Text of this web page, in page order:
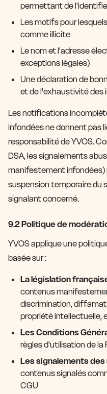
permettant de
Les motifs pour
comme illicite
Le nom et l'adresse
exceptions légales)
Une déclaration de
et de l'exhaustivité des
Les notifications
infondées ne donnent pas
responsabilité de YVOS.
DSA, les signalements
manifestement infondées)
suspension temporaire du
signalant concerné.
9.2 Politique de
YVOS applique une
basée sur :
La législation
contenus
discrimination,
propriété intellectuelle,
Les Conditions
règles d'utilisation de la
Les signalements
contenus signalés
CGU